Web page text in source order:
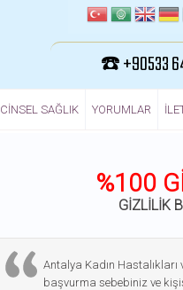
☎️ +90533
CINSEL SAĞLIK YORUMLAR
%100
GİZLİLİK
Antalya Kadın
başvurma sebebiniz ve